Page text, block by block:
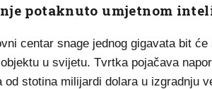
potaknuto umjetnom
centar snage jednog gigavata bit
u svijetu. Tvrtka pojačava
od stotina milijardi dolara u izgradnju